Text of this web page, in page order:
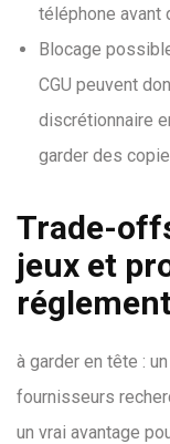
téléphone avant
Blocage
CGU peuvent
discrétionnaire
garder des
Trade-
jeux et
à garder en tête :
fournisseurs
un vrai avantage